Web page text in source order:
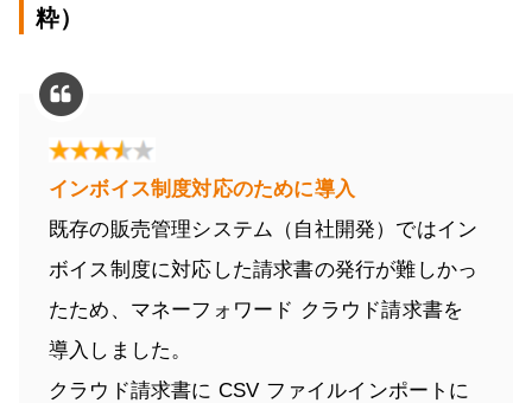
粋）
インボイス制度対応のために導入
既存の販売管理システム（自社開発）ではイン
ボイス制度に対応した請求書の発行が難しかっ
たため、マネーフォワード クラウド請求書を
導入しました。
クラウド請求書に CSV ファイルインポートに